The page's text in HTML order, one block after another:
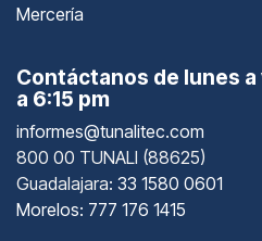
Mercería
Contáctanos de lunes
a 6:15 pm
informes@tunalitec.com
800 00 TUNALI (88625)
Guadalajara: 33 1580 0601
Morelos: 777 176 1415